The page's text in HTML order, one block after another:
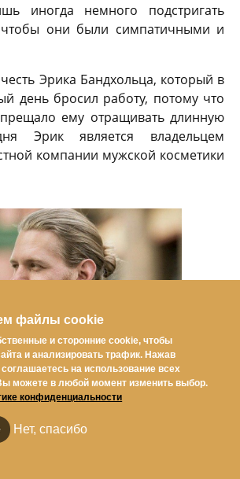
иногда немного подстригать
они были симпатичными и
Эрика Бандхольца, который в
день бросил работу, потому что
ему отращивать длинную
Эрик является владельцем
компании мужской косметики
Эрик Бандхольц
файлы cookie
и сторонние cookie, чтобы
и анализировать трафик. Нажав
на использование всех
можете в любой момент изменить выбор.
конфиденциальности
Нет, спасибо